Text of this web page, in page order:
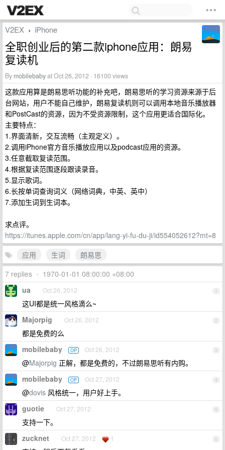
V2EX › iPhone
全职创业后的第二款iphone应用：朗易
复读机
By mobilebabyat Oct 26, 2012 · 16100 views
这款应用算是朗易思听功能的补充吧，朗易思听的学习资源来源于后
台网站，用户不能自己维护，朗易复读机则可以调用本地音乐播放器
和PostCast的资源，因为不受资源限制，这个应用更适合国际化。
主要特点：
1.界面清新，交互流畅（主观定义）。
2.调用iPhone官方音乐播放应用以及podcast应用的资源。
3.任意截取复读范围。
4.根据复读范围逐段跟读录音。
5.显示歌词。
6.长按单词查询词义（网络词典，中英、英中）
7.添加生词到生词本。
求点评。
https://itunes.apple.com/cn/app/lang-yi-fu-du-ji/id554052612?mt=8
应用
生词
朗易思
7 replies • 1970-01-01 08:00:00 +08:00
1
ua Oct 26, 2012
这UI都是统一风格滴么~
2
Majorpig Oct 26, 2012
都是免费的么
3
mobilebaby OP Oct 26, 2012
@Majorpig 正解，都是免费的，不过朗易思听有内购。
4
mobilebaby OP Oct 27, 2012
@dovis 风格统一，用户好上手。
5
guotie Oct 27, 2012
支持一下。
6
zucknet Oct 27, 2012 1